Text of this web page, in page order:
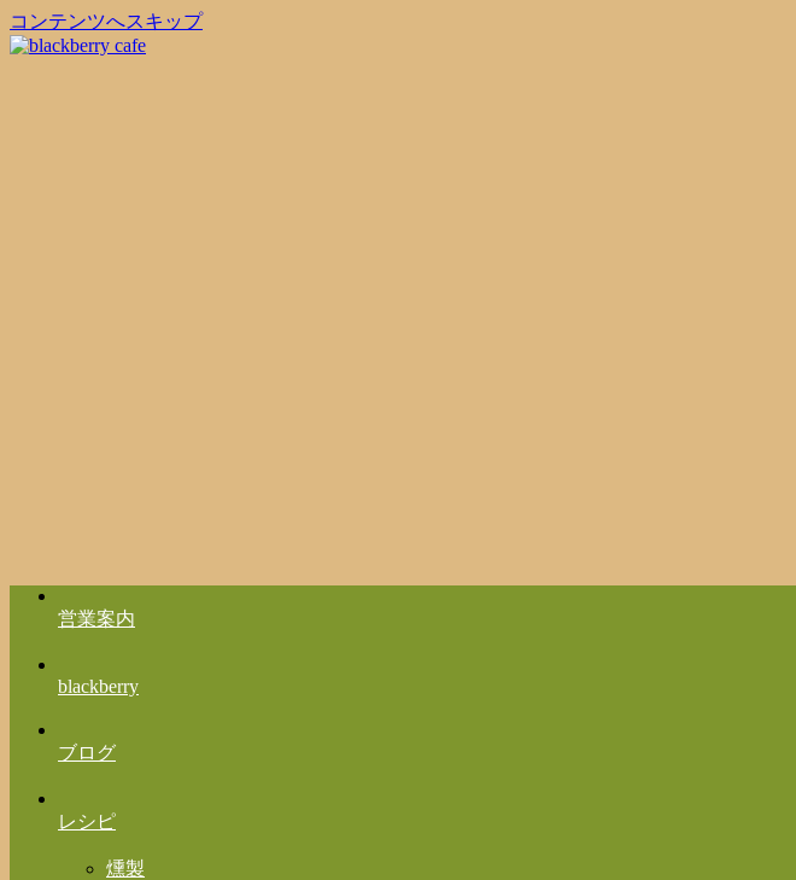
コンテンツへスキップ
営業案内
blackberry
ブログ
レシピ
燻製